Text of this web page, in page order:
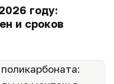
году:
и сроков